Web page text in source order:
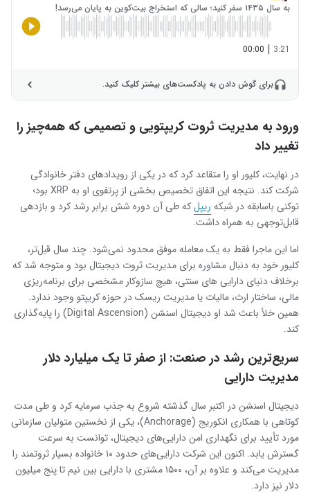
به سال ۱۴۳۵ سفر کنید؛ سالی که استخراج بیت‌کوین به پایان می‌رسد!
3:21
|
00:00
برای گوش دادن به پادکست‌های بیشتر کلیک کنید.
ورود به مدیریت ثروت کریپتویی و تصمیمی که همه‌چیز را
تغییر داد
در نهایت، کلیور او را متقاعد کرد که در یکی از رویدادهای دفتر خانوادگی‌
شرکت کند. نتیجه این اتفاق تخصیص بخشی از پرتفوی او به XRP بود؛
توکنی باسابقه در شبکه ریپلکه طی آن دوره شش برابر رشد کرد و بازدهی
قابل‌توجهی به همراه داشت.
اما این ماجرا فقط به یک معامله موفق محدود نمی‌شود. چند سال قبل‌تر،
کلیور خود به دنبال مشاوره برای مدیریت ثروت دیجیتال بود و متوجه شد که
برخلاف دنیای دارایی‌ های سنتی، هیچ سازوکار مشخصی برای برنامه‌ریزی
مالی، ساختار ارث، مالیات یا مدیریت ریسک در حوزه کریپتو وجود ندارد.
همین خلأ باعث شد او دیجیتال اسنشن (Digital Ascension) را پایه‌گذاری
کند.
سریع‌ترین رشد در صنعت: از صفر تا یک میلیارد دلار
مدیریت دارایی
دیجیتال اسنشن در اکتبر سال گذشته شروع به جذب سرمایه کرد و طی مدت
کوتاهی با همکاری انکوریج (Anchorage)، یکی از نخستین متولیان سازمانی
مورد تأیید برای نگهداری امن دارایی‌های دیجیتال، توانست به سرعت
گسترش یابد. اکنون این شرکت دارایی‌های حدود ۱۰ خانواده بسیار ثروتمند را
مدیریت می‌کند و علاوه بر آن، ۱۵۰۰ مشتری با دارایی بین نیم تا پنج میلیون
دلار نیز دارد.